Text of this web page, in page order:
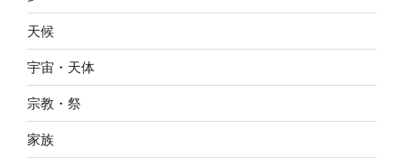
天候
宇宙・天体
宗教・祭
家族